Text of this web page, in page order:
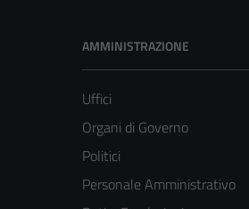
AMMINISTRAZIONE
Uffici
Organi di Governo
Politici
Personale Amministrativo